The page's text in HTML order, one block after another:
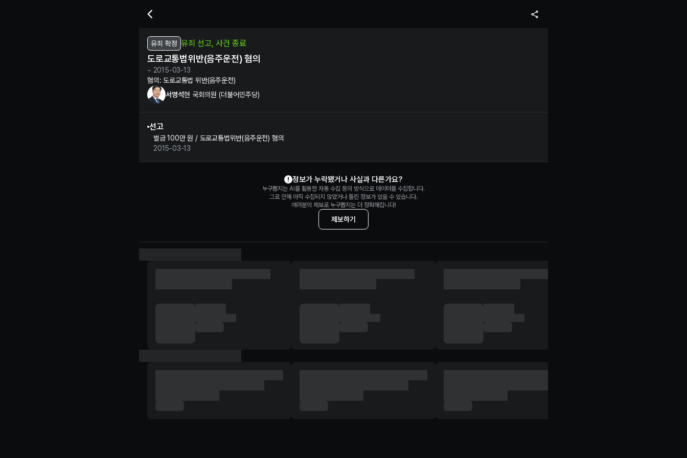
유죄 확정 유죄 선고, 사건 종료
도로교통법위반(음주운전) 혐의
~ 2015-03-13
혐의: 도로교통법 위반(음주운전)
서영석현 국회의원 (더불어민주당)
선고
벌금 100만 원 / 도로교통법위반(음주운전) 혐의
2015-03-13
정보가 누락됐거나 사실과 다른가요?
누구뽑지는 AI를 활용한 자동 수집 등의 방식으로 데이터를 수집합니다.
그로 인해 아직 수집되지 않았거나 틀린 정보가 있을 수 있습니다.
여러분의 제보로 누구뽑지는 더 정확해집니다!
제보하기